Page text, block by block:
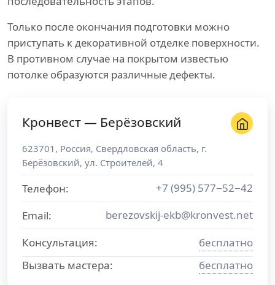
Только после окончания подготовки можно
приступать к декоративной отделке поверхности.
В противном случае на покрытом известью
потолке образуются различные дефекты.
Кронвест — Берёзовский
623701 , Россия, Свердловская область, г.
Берёзовский, ул. Строителей, 4
Телефон:
+7 (995) 577−52−42
Email:
berezovskij-ekb@kronvest.net
Консультация:
бесплатно
Вызвать мастера:
бесплатно